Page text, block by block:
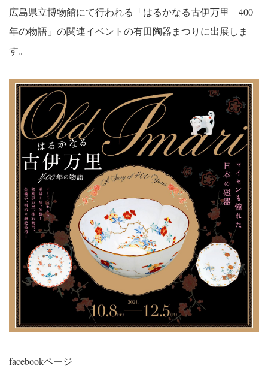
広島県立博物館にて行われる「はるかなる古伊万里 400
年の物語」の関連イベントの有田陶器まつりに出展しま
す。
facebookページ